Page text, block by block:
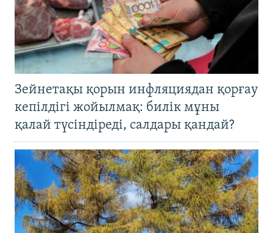
Зейнетақы қорын инфляциядан қорғау
кепілдігі жойылмақ: билік мұны
қалай түсіндіреді, салдары қандай?